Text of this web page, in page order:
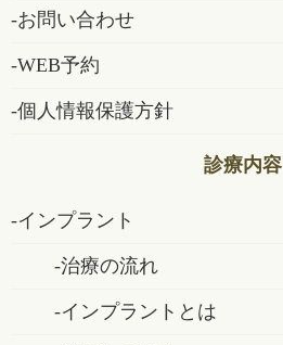
お問い合わせ
WEB予約
個人情報保護方針
診療内容
インプラント
治療の流れ
インプラントとは